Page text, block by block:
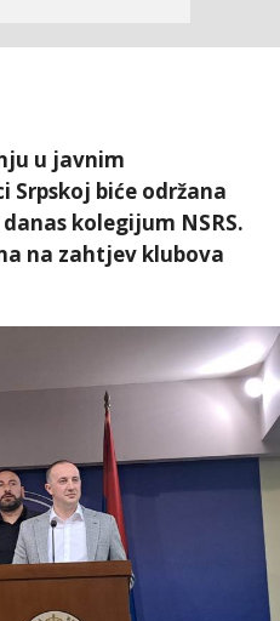
u javnim
Srpskoj biće održana
kolegijum NSRS.
na zahtjev klubova